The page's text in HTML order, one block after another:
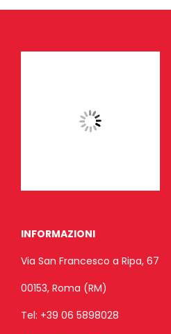
INFORMAZIONI
Via San Francesco a Ripa, 67
00153, Roma (RM)
Tel: +39 06 5898028